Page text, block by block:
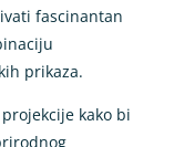
fascinantan
prikaza.
kako bi